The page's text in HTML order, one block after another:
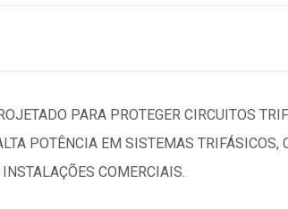
PARA PROTEGER CIRCUITOS
POTÊNCIA EM SISTEMAS TRIFÁSICOS,
COMERCIAIS.